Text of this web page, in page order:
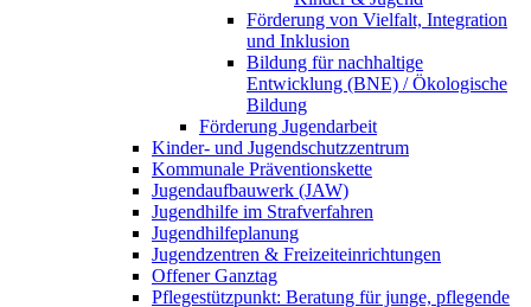
Förderung von Vielfalt, Integration
und Inklusion
Bildung für nachhaltige
Entwicklung (BNE) / Ökologische
Bildung
Förderung Jugendarbeit
Kinder- und Jugendschutzzentrum
Kommunale Präventionskette
Jugendaufbauwerk (JAW)
Jugendhilfe im Strafverfahren
Jugendhilfeplanung
Jugendzentren & Freizeiteinrichtungen
Offener Ganztag
Pflegestützpunkt: Beratung für junge, pflegende